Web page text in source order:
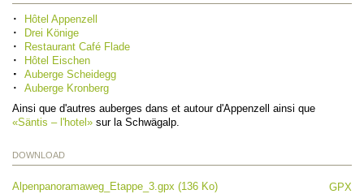
Hôtel Appenzell
Drei Könige
Restaurant Café Flade
Hôtel Eischen
Auberge Scheidegg
Auberge Kronberg
Ainsi que d'autres auberges dans et autour d'Appenzell ainsi que
«Säntis – l'hotel» sur la Schwägalp.
DOWNLOAD
Alpenpanoramaweg_Etappe_3.gpx (136 Ko) GPX